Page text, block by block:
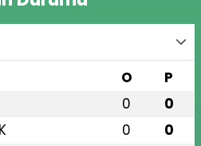
O P
0 0
0 0